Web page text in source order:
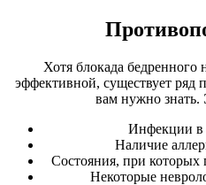
Хотя блокада бедренного
эффективной, существует ряд
вам нужно знать.
Инфекции в
Наличие
Состояния, при
Некоторые